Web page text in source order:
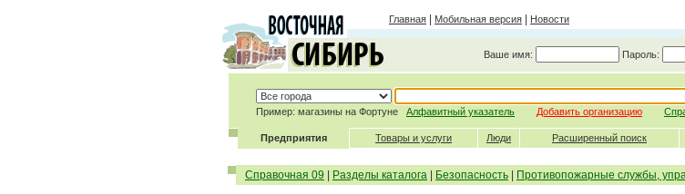
Главная Мобильная версия Новости
Ваше имя: Пароль:
Пример: магазины на Фортуне Алфавитный указатель Добавить организацию
Предприятия Товары и услуги Люди Расширенный поиск
Справочная 09 Разделы каталога Безопасность Противопожарные службы,